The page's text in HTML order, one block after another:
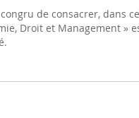
de consacrer,
Droit et Management